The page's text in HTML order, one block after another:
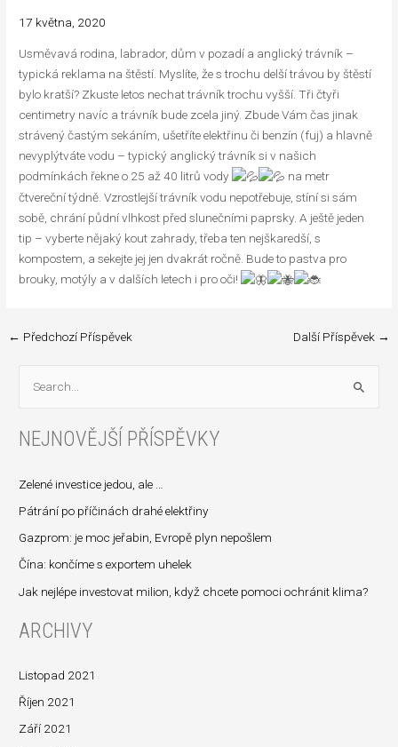
17 května, 2020
Usměvavá rodina, labrador, dům v pozadí a anglický trávník –
typická reklama na štěstí. Myslíte, že s trochu delší trávou by štěstí
bylo kratší? Zkuste letos nechat trávník trochu vyšší. Tři čtyři
centimetry navíc a trávník bude zcela jiný. Zbude Vám čas jinak
strávený častým sekáním, ušetříte elektřinu či benzín (fuj) a hlavně
nevyplýtváte vodu – typický anglický trávník si v našich
podmínkách řekne o 25 až 40 litrů vody
na metr
čtvereční týdně. Vzrostlejší trávník vodu nepotřebuje, stíní si sám
sobě, chrání půdní vlhkost před slunečními paprsky. A ještě jeden
tip – vyberte nějaký kout zahrady, třeba ten nejškaredší, s
kompostem, a sekejte jej jen dvakrát ročně. Bude to pastva pro
brouky, motýly a v dalších letech i pro oči!
← Předchozí Příspěvek Další Příspěvek →
h
e
d
a
t
o
NEJNOVĚJŠÍ PŘÍSPĚVKY
Zelené investice jedou, ale …
Pátrání po příčinách drahé elektřiny
Gazprom: je moc jeřabin, Evropě plyn nepošlem
Čína: končíme s exportem uhelek
Jak nejlépe investovat milion, když chcete pomoci ochránit klima?
ARCHIVY
Listopad 2021
Říjen 2021
Září 2021